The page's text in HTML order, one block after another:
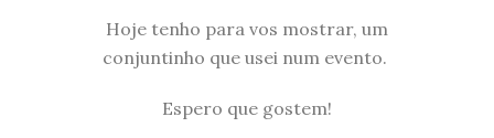
Hoje tenho para vos mostrar, um
conjuntinho que usei num evento.
Espero que gostem!